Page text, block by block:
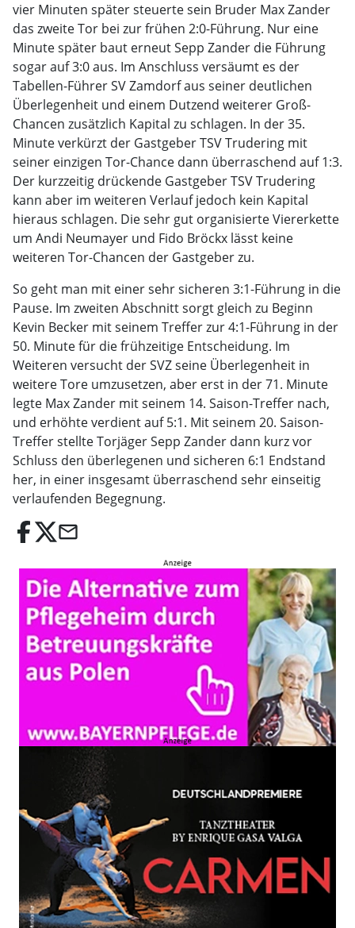
vier Minuten später steuerte sein Bruder Max Zander
das zweite Tor bei zur frühen 2:0-Führung. Nur eine
Minute später baut erneut Sepp Zander die Führung
sogar auf 3:0 aus. Im Anschluss versäumt es der
Tabellen-Führer SV Zamdorf aus seiner deutlichen
Überlegenheit und einem Dutzend weiterer Groß-
Chancen zusätzlich Kapital zu schlagen. In der 35.
Minute verkürzt der Gastgeber TSV Trudering mit
seiner einzigen Tor-Chance dann überraschend auf 1:3.
Der kurzzeitig drückende Gastgeber TSV Trudering
kann aber im weiteren Verlauf jedoch kein Kapital
hieraus schlagen. Die sehr gut organisierte Viererkette
um Andi Neumayer und Fido Bröckx lässt keine
weiteren Tor-Chancen der Gastgeber zu.
So geht man mit einer sehr sicheren 3:1-Führung in die
Pause. Im zweiten Abschnitt sorgt gleich zu Beginn
Kevin Becker mit seinem Treffer zur 4:1-Führung in der
50. Minute für die frühzeitige Entscheidung. Im
Weiteren versucht der SVZ seine Überlegenheit in
weitere Tore umzusetzen, aber erst in der 71. Minute
legte Max Zander mit seinem 14. Saison-Treffer nach,
und erhöhte verdient auf 5:1. Mit seinem 20. Saison-
Treffer stellte Torjäger Sepp Zander dann kurz vor
Schluss den überlegenen und sicheren 6:1 Endstand
her, in einer insgesamt überraschend sehr einseitig
verlaufenden Begegnung.
email